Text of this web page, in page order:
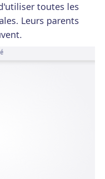
toutes les
Leurs parents